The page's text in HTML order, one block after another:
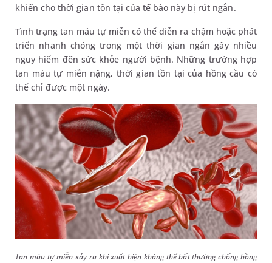
khiến cho thời gian tồn tại của tế bào này bị rút ngắn.
Tình trạng tan máu tự miễn có thể diễn ra chậm hoặc phát
triển nhanh chóng trong một thời gian ngắn gây nhiều
nguy hiểm đến sức khỏe người bệnh. Những trường hợp
tan máu tự miễn nặng, thời gian tồn tại của hồng cầu có
thể chỉ được một ngày.
Tan máu tự miễn xảy ra khi xuất hiện kháng thể bất thường chống hồng